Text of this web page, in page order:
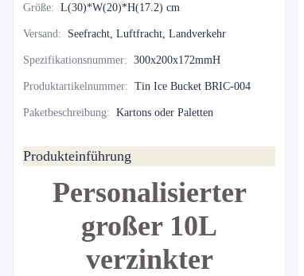
Größe: L(30)*W(20)*H(17.2) cm
Versand: Seefracht, Luftfracht, Landverkehr
Spezifikationsnummer: 300x200x172mmH
Produktartikelnummer: Tin Ice Bucket BRIC-004
Paketbeschreibung: Kartons oder Paletten
Produkteinführung
Personalisierter
großer 10L
verzinkter